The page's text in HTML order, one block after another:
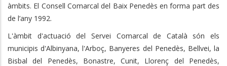
àmbits. El Consell Comarcal del Baix Penedès en forma part des
de l’any 1992.
L'àmbit d'actuació del Servei Comarcal de Català són els
municipis d'Albinyana, l'Arboç, Banyeres del Penedès, Bellvei, la
Bisbal del Penedès, Bonastre, Cunit, Llorenç del Penedès,